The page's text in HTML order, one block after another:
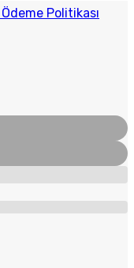
Politikası